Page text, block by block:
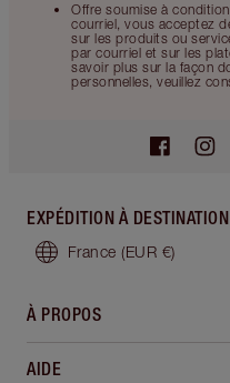
Offre soumise à
courriel, vous acceptez
sur les produits ou
par courriel et sur les
savoir plus sur la façon
personnelles, veuillez
EXPÉDITION À
France (EUR €)
À PROPOS
AIDE